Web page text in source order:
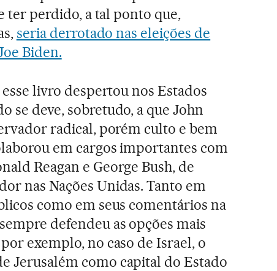
ter perdido, a tal ponto que,
seria derrotado nas eleições de
Biden.
livro despertou nos Estados
se deve, sobretudo, a que John
radical, porém culto e bem
em cargos importantes com
Reagan e George Bush, de
nas Nações Unidas. Tanto em
como em seus comentários na
defendeu as opções mais
exemplo, no caso de Israel, o
Jerusalém como capital do Estado